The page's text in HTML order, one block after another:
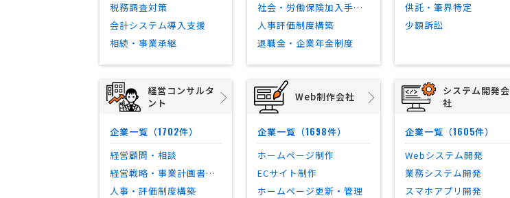
税務調査対策
会計システム導入支援
相続・事業承継
社会・労働保険加入手続き
人事評価制度構築
退職金・企業年金制度
供託・筆界特定
少額訴訟
経営コンサルタ
ント
企業一覧（1702件）
経営顧問・相談
経営戦略・事業計画書策定
人事・評価制度構築
Web制作会社
企業一覧（1698件）
ホームページ制作
ECサイト制作
ホームページ更新・管理
システム開発会
社
企業一覧（1605件）
Webシステム開発
業務システム開発
スマホアプリ開発